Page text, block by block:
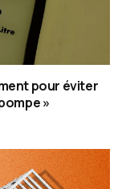
pour éviter
»